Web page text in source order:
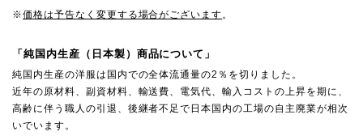
※価格は予告なく変更する場合がございます。
「純国内生産（日本製）商品について」
純国内生産の洋服は国内での全体流通量の2％を切りました。
近年の原材料、副資材料、輸送費、電気代、輸入コストの上昇を期に、
高齢に伴う職人の引退、後継者不足で日本国内の工場の自主廃業が相次
いでいます。